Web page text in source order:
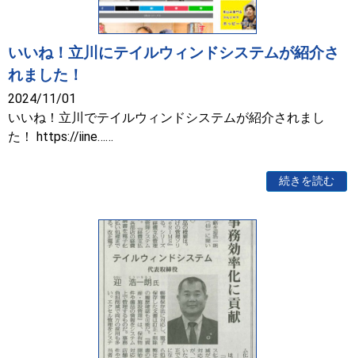
いいね！立川にテイルウィンドシステムが紹介さ
れました！
2024/11/01
いいね！立川でテイルウィンドシステムが紹介されまし
た！ https://iine……
続きを読む